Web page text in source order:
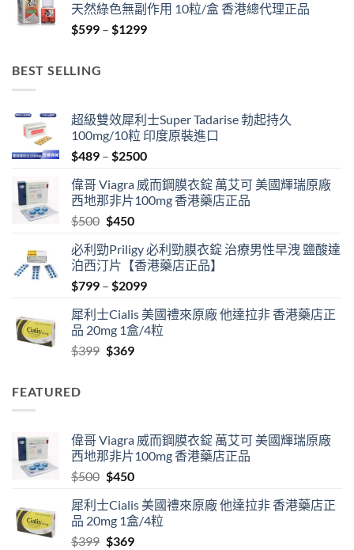
天然綠色無副作用 10粒/盒 香港總代理正品
$599 – $1299Price
BEST SELLING
超級雙效犀利士Super Tadarise 勃起持久
100mg/10粒 印度原裝進口
$489 – $2500Price
$489
through
偉哥 Viagra 威而鋼膜衣錠 萬艾可 美國輝瑞原廠
西地那非片100mg 香港藥店正品
$500 Original
was:
$500.
$450Current
is:
$450.
必利勁Priligy 必利勁膜衣錠 治療男性早洩 鹽酸達
泊西汀片【香港藥店正品】
$799 – $2099Price
$799
through
犀利士Cialis 美國禮來原廠 他達拉非 香港藥店正
品 20mg 1盒/4粒
$399 Original
$369Current
FEATURED
偉哥 Viagra 威而鋼膜衣錠 萬艾可 美國輝瑞原廠
西地那非片100mg 香港藥店正品
$500 Original
was:
$500.
$450Current
is:
$450.
犀利士Cialis 美國禮來原廠 他達拉非 香港藥店正
品 20mg 1盒/4粒
$399 Original
$369Current